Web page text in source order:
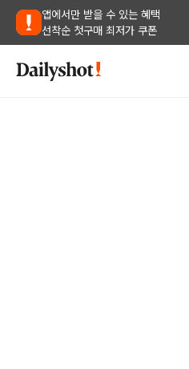
앱에서만 받을 수 있는 혜택
선착순 첫구매 최저가 쿠폰